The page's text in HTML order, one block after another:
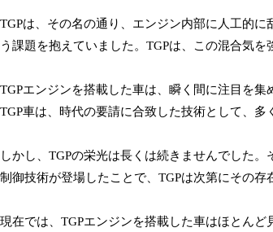
TGPは、その名の通り、エンジン内部に人工的
う課題を抱えていました。TGPは、この混合気を
TGPエンジンを搭載した車は、瞬く間に注目を
TGP車は、時代の要請に合致した技術として、多
しかし、TGPの栄光は長くは続きませんでした
制御技術が登場したことで、TGPは次第にその存
現在では、TGPエンジンを搭載した車はほとんど